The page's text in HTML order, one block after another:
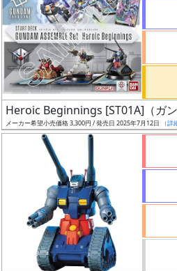
ス
ケ
ル
成
Heroic Beginnings [ST01A]（ガ
メーカー希望小売価格 3,300円 / 発売日 2025年7月12日 （詳